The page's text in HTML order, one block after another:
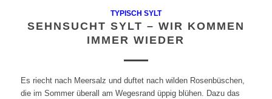
TYPISCH SYLT
SEHNSUCHT SYLT – WIR KOMMEN
IMMER WIEDER
Es riecht nach Meersalz und duftet nach wilden Rosenbüschen,
die im Sommer überall am Wegesrand üppig blühen. Dazu das